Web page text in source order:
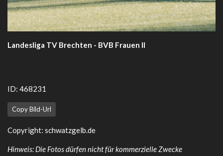
Landesliga TV Brechten - BVB Frauen II
ID: 468231
Copy Bild-Url
Copyright: schwatzgelb.de
Hinweis: Die Fotos dürfen nicht für kommerzielle Zwecke